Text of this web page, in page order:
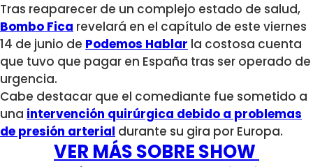
Tras reaparecer de un complejo estado de salud,
Bombo Fica revelará en el capítulo de este viernes
14 de junio de Podemos Hablar la costosa cuenta
que tuvo que pagar en España tras ser operado de
urgencia.
Cabe destacar que el comediante fue sometido a
una intervención quirúrgica debido a problemas
de presión arterial durante su gira por Europa.
VER MÁS SOBRE SHOW